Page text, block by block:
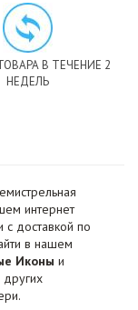
В ТЕЧЕНИЕ 2
НЕДЕЛЬ
интернет
с доставкой по
в нашем
Иконы и